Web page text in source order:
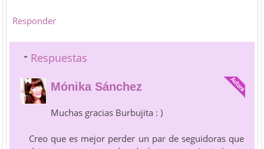
Responder
Respuestas
Mónika Sánchez
Muchas gracias Burbujita : )
Creo que es mejor perder un par de seguidoras que